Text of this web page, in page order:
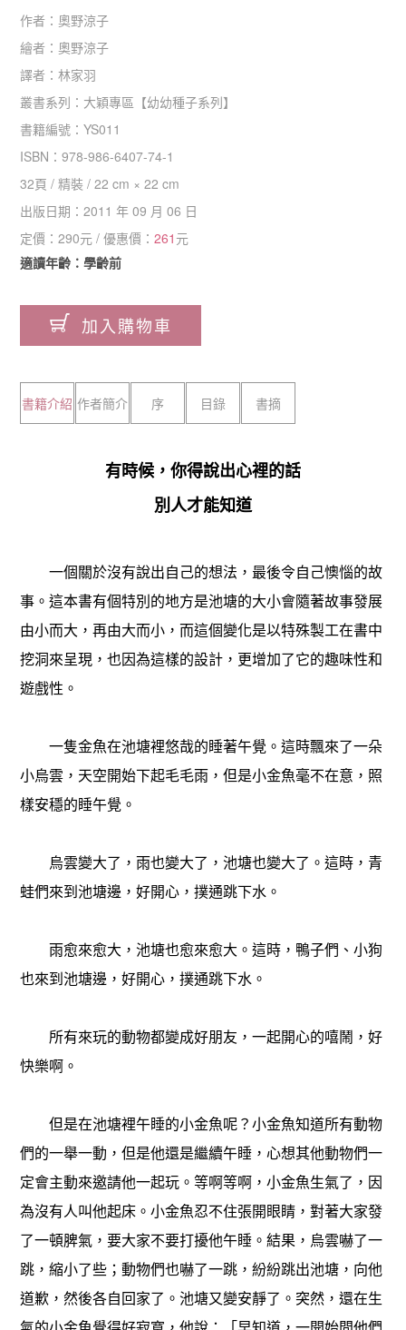
作者：奧野涼子
繪者：奧野涼子
譯者：林家羽
叢書系列： 大穎專區 【幼幼種子系列】
書籍編號：YS011
ISBN：978-986-6407-74-1
32頁 /精裝 /22 cm × 22 cm
出版日期：2011 年 09 月 06 日
定價：290元 / 優惠價：261 元
適讀年齡：學齡前
加入購物車
書籍介紹 作者簡介 序 目錄 書摘
有時候，你得說出心裡的話
別人才能知道
一個關於沒有說出自己的想法，最後令自己懊惱的故
事。這本書有個特別的地方是池塘的大小會隨著故事發展
由小而大，再由大而小，而這個變化是以特殊製工在書中
挖洞來呈現，也因為這樣的設計，更增加了它的趣味性和
遊戲性。
一隻金魚在池塘裡悠哉的睡著午覺。這時飄來了一朵
小烏雲，天空開始下起毛毛雨，但是小金魚毫不在意，照
樣安穩的睡午覺。
烏雲變大了，雨也變大了，池塘也變大了。這時，青
蛙們來到池塘邊，好開心，撲通跳下水。
雨愈來愈大，池塘也愈來愈大。這時，鴨子們、小狗
也來到池塘邊，好開心，撲通跳下水。
所有來玩的動物都變成好朋友，一起開心的嘻鬧，好
快樂啊。
但是在池塘裡午睡的小金魚呢？小金魚知道所有動物
們的一舉一動，但是他還是繼續午睡，心想其他動物們一
定會主動來邀請他一起玩。等啊等啊，小金魚生氣了，因
為沒有人叫他起床。小金魚忍不住張開眼睛，對著大家發
了一頓脾氣，要大家不要打擾他午睡。結果，烏雲嚇了一
跳，縮小了些；動物們也嚇了一跳，紛紛跳出池塘，向他
道歉，然後各自回家了。池塘又變安靜了。突然，還在生